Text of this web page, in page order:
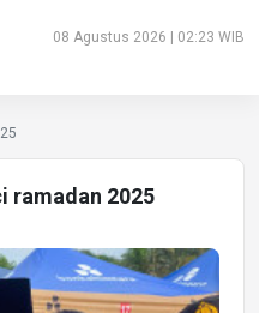
08 Agustus 2026 | 02:23 WIB
ramadan 2025